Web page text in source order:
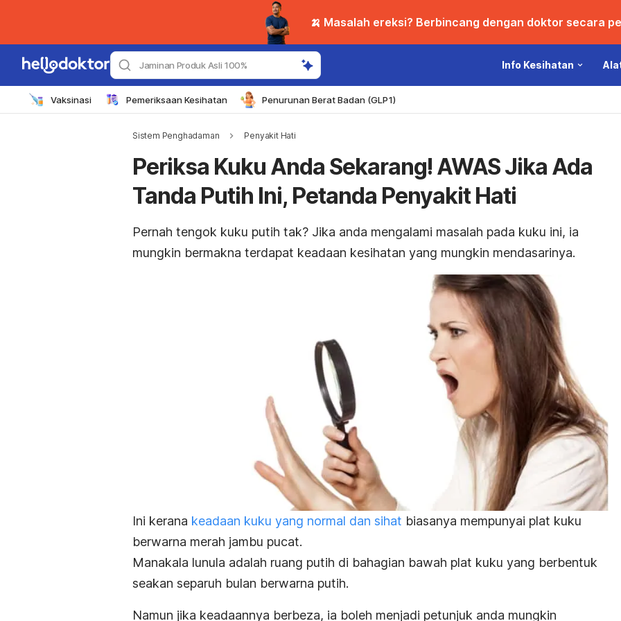
🍌 Masalah ereksi? Berbincang dengan doktor secara
Jaminan Produk Asli 100% Info Kesihatan
Vaksinasi Pemeriksaan Kesihatan Penurunan Berat Badan (GLP1)
Sistem Penghadaman Penyakit Hati
Periksa Kuku Anda Sekarang! AWAS Jika Ada
Tanda Putih Ini, Petanda Penyakit Hati
Pernah tengok kuku putih tak? Jika anda mengalami masalah pada kuku ini, ia
mungkin bermakna terdapat keadaan kesihatan yang mungkin mendasarinya.
Ini kerana keadaan kuku yang normal dan sihat biasanya mempunyai plat kuku
berwarna merah jambu pucat.
Manakala lunula adalah ruang putih di bahagian bawah plat kuku yang berbentuk
seakan separuh bulan berwarna putih.
Namun jika keadaannya berbeza, ia boleh menjadi petunjuk anda mungkin